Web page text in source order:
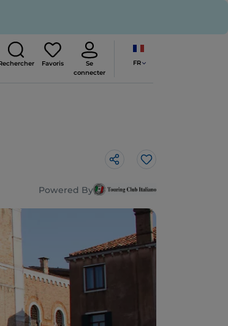
Favoris
Se
connecter
FR
J’aime
Powered By